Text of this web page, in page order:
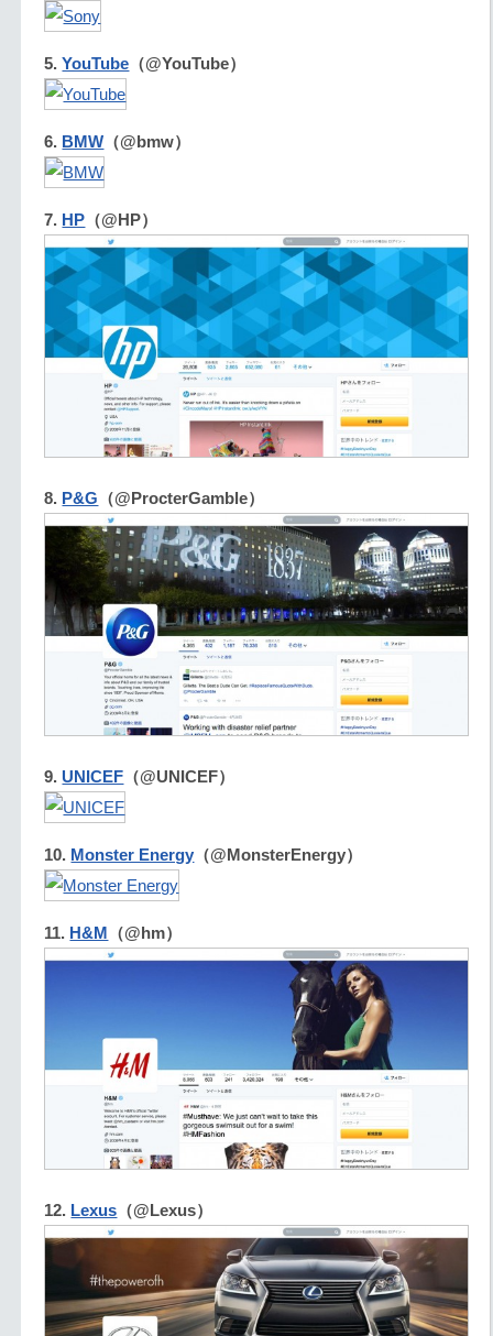
5.YouTube （@YouTube）
6. BMW （@bmw）
7. HP （@HP）
8. P&G （@ProcterGamble）
9. UNICEF （@UNICEF）
10. Monster Energy （@MonsterEnergy）
11. H&M （@hm）
12. Lexus （@Lexus）